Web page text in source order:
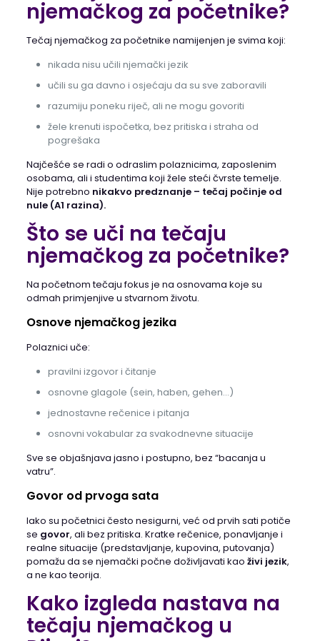
njemačkog za početnike?
Tečaj njemačkog za početnike namijenjen je svima koji:
nikada nisu učili njemački jezik
učili su ga davno i osjećaju da su sve zaboravili
razumiju poneku riječ, ali ne mogu govoriti
žele krenuti ispočetka, bez pritiska i straha od
pogrešaka
Najčešće se radi o odraslim polaznicima, zaposlenim
osobama, ali i studentima koji žele steći čvrste temelje.
Nije potrebno nikakvo predznanje – tečaj počinje od
nule (A1 razina).
Što se uči na tečaju
njemačkog za početnike?
Na početnom tečaju fokus je na osnovama koje su
odmah primjenjive u stvarnom životu.
Osnove njemačkog jezika
Polaznici uče:
pravilni izgovor i čitanje
osnovne glagole (sein, haben, gehen…)
jednostavne rečenice i pitanja
osnovni vokabular za svakodnevne situacije
Sve se objašnjava jasno i postupno, bez “bacanja u
vatru”.
Govor od prvoga sata
Iako su početnici često nesigurni, već od prvih sati potiče
se govor, ali bez pritiska. Kratke rečenice, ponavljanje i
realne situacije (predstavljanje, kupovina, putovanja)
pomažu da se njemački počne doživljavati kao živi jezik,
a ne kao teorija.
Kako izgleda nastava na
tečaju njemačkog u